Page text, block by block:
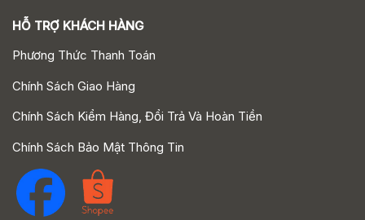
HỖ TRỢ KHÁCH HÀNG
Phương Thức Thanh Toán
Chính Sách Giao Hàng
Chính Sách Kiểm Hàng, Đổi Trả Và Hoàn Tiền
Chính Sách Bảo Mật Thông Tin